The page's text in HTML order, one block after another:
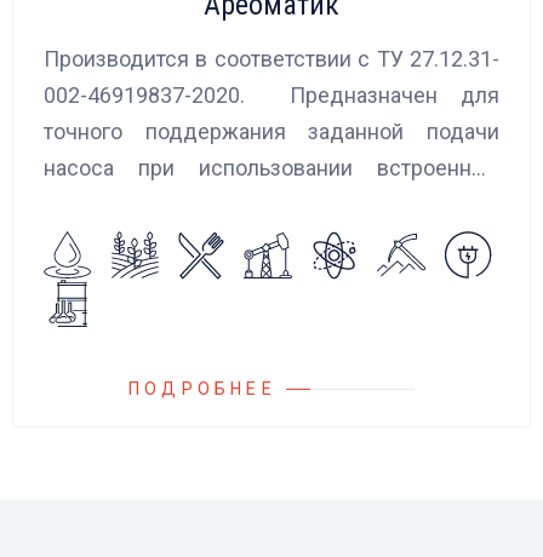
Производится в соответствии с ТУ 27.12.31-
002-46919837-2020. Предназначен для
точного поддержания заданной подачи
насоса при использовании встроенных
Блок управления Ареоматик совместим с
любыми насосами российских и
иностранных производителей.
ПОДРОБНЕЕ